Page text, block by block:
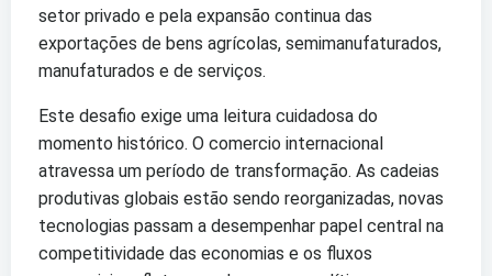
setor privado e pela expansão continua das
exportações de bens agrícolas, semimanufaturados,
manufaturados e de serviços.
Este desafio exige uma leitura cuidadosa do
momento histórico. O comercio internacional
atravessa um período de transformação. As cadeias
produtivas globais estão sendo reorganizadas, novas
tecnologias passam a desempenhar papel central na
competitividade das economias e os fluxos